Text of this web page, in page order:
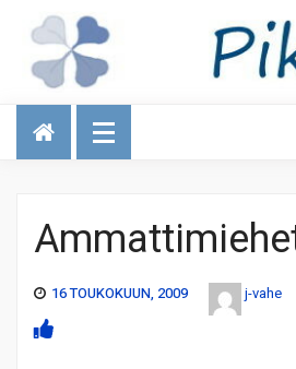
Talous
16 TOUKOKUUN, 2009 j-vahe